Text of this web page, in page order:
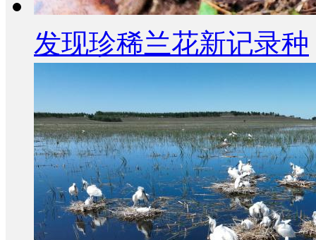
发现珍稀兰花新记录种